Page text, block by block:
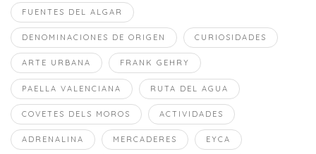
FUENTES DEL ALGAR
DENOMINACIONES DE ORIGEN CURIOSIDADES
ARTE URBANA FRANK GEHRY
PAELLA VALENCIANA RUTA DEL AGUA
COVETES DELS MOROS ACTIVIDADES
ADRENALINA MERCADERES EYCA